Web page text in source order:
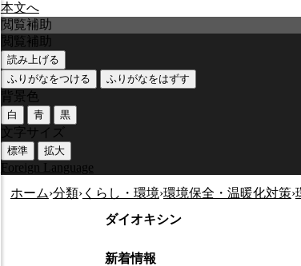
本文へ
閲覧補助
閲覧補助
読み上げる
ふりがなをつける
ふりがなをはずす
背景色
白 青 黒
文字サイズ
標準 拡大
Foreign Language
ホーム›分類›くらし・環境›環境保全・温暖化対策›
ダイオキシン
新着情報